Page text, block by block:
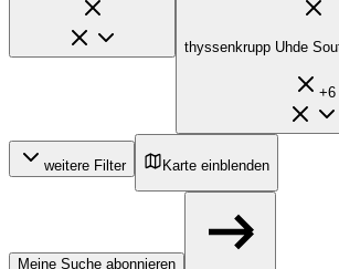
thyssenkrupp Uhde
+6
weitere Filter Karte einblenden
Meine Suche abonnieren